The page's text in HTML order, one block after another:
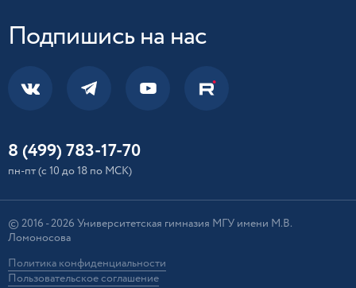
Подпишись на нас
8 (499) 783-17-70
пн-пт (с 10 до 18 по МСК)
© 2016 - 2026 Университетская гимназия МГУ имени М.В.
Ломоносова
Политика конфиденциальности
Пользовательское соглашение